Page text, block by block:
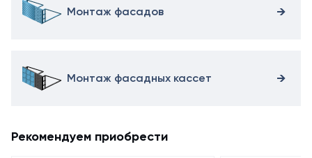
Монтаж фасадов
Монтаж фасадных кассет
Рекомендуем приобрести